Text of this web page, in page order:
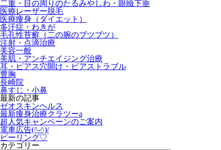
二重・目の周りのたるみやしわ・眼瞼下垂
医療レーザー脱毛
医療痩身（ダイエット）
多汗症・わきが
毛孔性苔癬（二の腕のブツブツ）
注射・点滴治療
美容一般
美肌・アンチエイジング治療
耳・ピアス穴開け・ピアストラブル
豊胸
長崎院
鼻すじ・小鼻
最新の記事
ゼオスキンヘルス
最新痩身治療クラツーa
超人気キャンペーンのご案内
電車広告(^-^)/
ピーリング♡
カテゴリー